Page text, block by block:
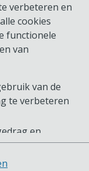
verbeteren en
cookies
functionele
van
van de
te verbeteren
en
op onze
kunnen